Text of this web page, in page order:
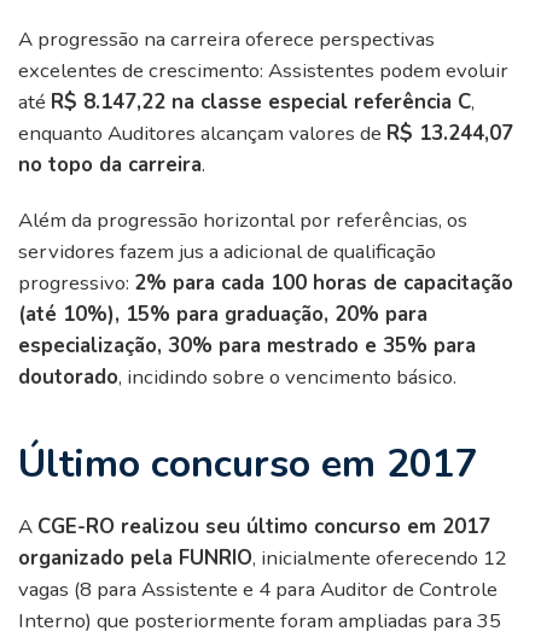
A progressão na carreira oferece perspectivas
excelentes de crescimento: Assistentes podem evoluir
até R$ 8.147,22 na classe especial referência C,
enquanto Auditores alcançam valores de R$ 13.244,07
no topo da carreira.
Além da progressão horizontal por referências, os
servidores fazem jus a adicional de qualificação
progressivo: 2% para cada 100 horas de capacitação
(até 10%), 15% para graduação, 20% para
especialização, 30% para mestrado e 35% para
doutorado, incidindo sobre o vencimento básico.
Último concurso em 2017
A CGE-RO realizou seu último concurso em 2017
organizado pela FUNRIO, inicialmente oferecendo 12
vagas (8 para Assistente e 4 para Auditor de Controle
Interno) que posteriormente foram ampliadas para 35